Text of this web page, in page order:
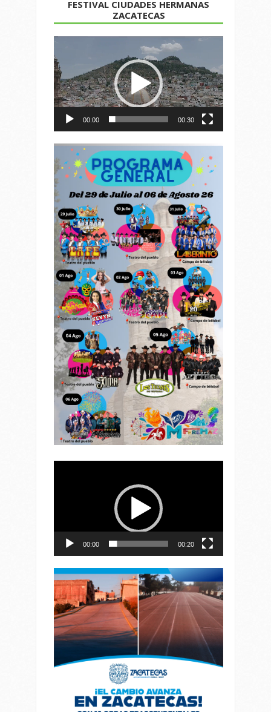
FESTIVAL CIUDADES HERMANAS
ZACATECAS
de
vídeo
00:00 00:30
00:00 00:20